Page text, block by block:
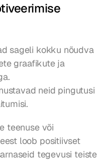
sageli kokku nõudva
graafikute ja
neid pingutusi
teenuse või
loob positiivset
tegevusi teiste